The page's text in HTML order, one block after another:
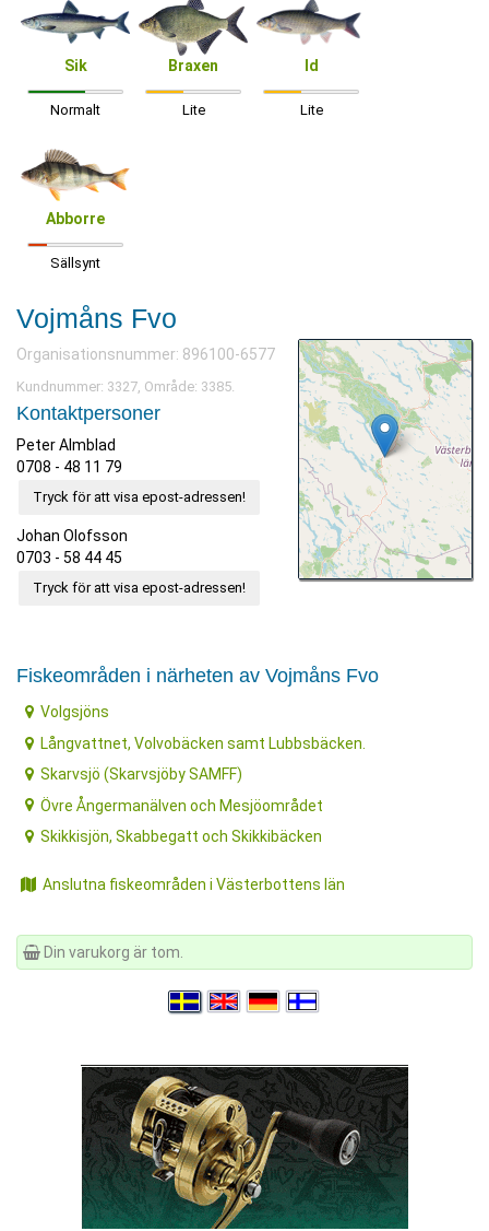
Sik
Normalt
Braxen
Lite
Id
Lite
Abborre
Sällsynt
Vojmåns Fvo
Organisationsnummer: 896100-6577
Kundnummer: 3327, Område: 3385.
Kontaktpersoner
Peter Almblad
0708 - 48 11 79
Tryck för att visa epost-adressen!
Johan Olofsson
0703 - 58 44 45
Tryck för att visa epost-adressen!
Fiskeområden i närheten av Vojmåns Fvo
Volgsjöns
Långvattnet, Volvobäcken samt Lubbsbäcken.
Skarvsjö (Skarvsjöby SAMFF)
Övre Ångermanälven och Mesjöområdet
Skikkisjön, Skabbegatt och Skikkibäcken
Anslutna fiskeområden i Västerbottens län
Din varukorg är tom.